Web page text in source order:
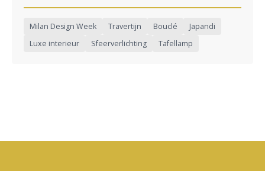
Milan Design Week Travertijn Bouclé
Japandi
Luxe interieur
Sfeerverlichting Tafellamp